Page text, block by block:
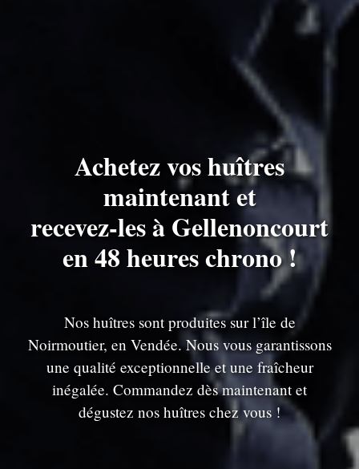
Achetez vos huîtres
maintenant et
recevez-les à Gellenoncourt
en 48 heures chrono !
Nos huîtres sont produites sur l’île de
Noirmoutier, en Vendée. Nous vous garantissons
une qualité exceptionnelle et une fraîcheur
inégalée. Commandez dès maintenant et
dégustez nos huîtres chez vous !